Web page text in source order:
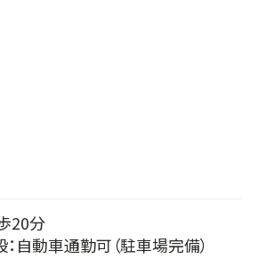
20分
自動車通勤可（駐車場完備）